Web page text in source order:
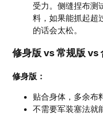
受力。侧缝捏布
料，如果能抓起超
的话会太松。
修身版 vs 常规版 vs
修身版：
贴合身体，多余布
不需要军装塞法就